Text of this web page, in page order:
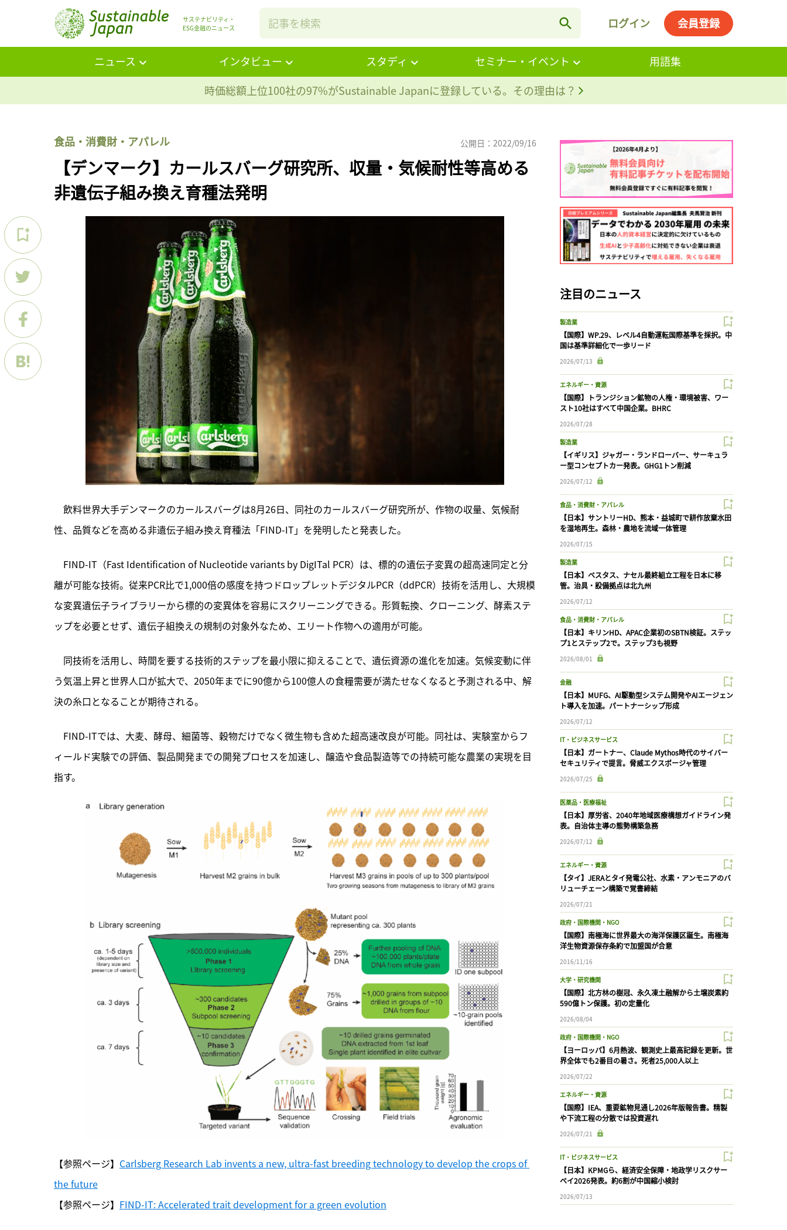
サステナビリティ・
ESG金融のニュース
ログイン 会員登録
ニュース インタビュー スタディ セミナー・イベント
用語集
時価総額上位100社の97%がSustainable Japanに登録している。その理由は？
食品・消費財・アパレル 公開日：2022/09/16
【デンマーク】カールスバーグ研究所、収量・気候耐性等高める
非遺伝子組み換え育種法発明
飲料世界大手デンマークのカールスバーグは8月26日、同社のカールスバーグ研究所が、作物の収量、気候耐
性、品質などを高める非遺伝子組み換え育種法「FIND-IT」を発明したと発表した。
FIND-IT（Fast Identification of Nucleotide variants by DigITal PCR）は、 標的の遺伝子変異の超高速同定と分
離が可能な技術。従来PCR比で1,000倍の感度を持つドロップレットデジタルPCR（ddPCR）技術を活用し、大規模
な変異遺伝子ライブラリーから標的の変異体を容易にスクリーニングできる。形質転換、クローニング、酵素ステ
ップを必要とせず、遺伝子組換えの規制の対象外なため、エリート作物への適用が可能。
同技術を活用し、時間を要する技術的ステップを最小限に抑えることで、遺伝資源の進化を加速。気候変動に伴
う気温上昇と世界人口が拡大で、2050年までに90億から100億人の食糧需要が満たせなくなると予測される中、解
決の糸口となることが期待される。
FIND-ITでは、大麦、酵母、細菌等、穀物だけでなく微生物も含めた超高速改良が可能。同社は、実験室からフ
ィールド実験での評価、製品開発までの開発プロセスを加速し、醸造や食品製造等での持続可能な農業の実現を目
指す。
【参照ページ】 Carlsberg Research Lab invents a new, ultra-fast breeding technology to develop the crops of
the future
【参照ページ】 FIND-IT: Accelerated trait development for a green evolution
注目のニュース
製造業
【国際】WP.29、レベル4自動運転国際基準を採択。中
国は基準詳細化で一歩リード
2026/07/13
エネルギー・資源
【国際】トランジション鉱物の人権・環境被害、ワー
スト10社はすべて中国企業。BHRC
2026/07/28
製造業
【イギリス】ジャガー・ランドローバー、サーキュラ
ー型コンセプトカー発表。GHG1トン削減
2026/07/12
食品・消費財・アパレル
【日本】サントリーHD、熊本・益城町で耕作放棄水田
を湿地再生。森林・農地を流域一体管理
2026/07/15
製造業
【日本】ベスタス、ナセル最終組立工程を日本に移
管。治具・設備拠点は北九州
2026/07/12
食品・消費財・アパレル
【日本】キリンHD、APAC企業初のSBTN検証。ステッ
プ1とステップ2で。ステップ3も視野
2026/08/01
金融
【日本】MUFG、AI駆動型システム開発やAIエージェン
ト導入を加速。パートナーシップ形成
2026/07/12
IT・ビジネスサービス
【日本】ガートナー、Claude Mythos時代のサイバー
セキュリティで提言。脅威エクスポージャ管理
2026/07/25
医薬品・医療福祉
【日本】厚労省、2040年地域医療構想ガイドライン発
表。自治体主導の態勢構築急務
2026/07/12
エネルギー・資源
【タイ】JERAとタイ発電公社、水素・アンモニアのバ
リューチェーン構築で覚書締結
2026/07/21
政府・国際機関・NGO
【国際】南極海に世界最大の海洋保護区誕生。南極海
洋生物資源保存条約で加盟国が合意
2016/11/16
大学・研究機関
【国際】北方林の樹冠、永久凍土融解から土壌炭素約
590億トン保護。初の定量化
2026/08/04
政府・国際機関・NGO
【ヨーロッパ】6月熱波、観測史上最高記録を更新。世
界全体でも2番目の暑さ。死者25,000人以上
2026/07/22
エネルギー・資源
【国際】IEA、重要鉱物見通し2026年版報告書。精製
や下流工程の分散では投資遅れ
2026/07/21
IT・ビジネスサービス
【日本】KPMGら、経済安全保障・地政学リスクサー
ベイ2026発表。約6割が中国縮小検討
2026/07/13